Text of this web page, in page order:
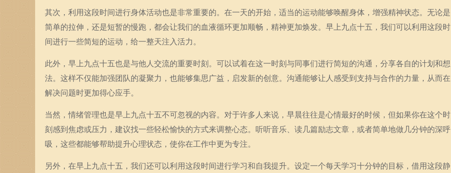
其次，利用这段时间进行身体活动也是非常重要的。在一天的开始，适当的运动能够唤醒身体，增强精神状态。无论是
简单的拉伸，还是短暂的慢跑，都会让我们的血液循环更加顺畅，精神更加焕发。早上九点十五，我们可以利用这段时
间进行一些简短的运动，给一整天注入活力。
此外，早上九点十五也是与他人交流的重要时刻。可以试着在这一时刻与同事们进行简短的沟通，分享各自的计划和想
法。这样不仅能加强团队的凝聚力，也能够集思广益，启发新的创意。沟通能够让人感受到支持与合作的力量，从而在
解决问题时更加得心应手。
当然，情绪管理也是早上九点十五不可忽视的内容。对于许多人来说，早晨往往是心情最好的时候，但如果你在这个时
刻感到焦虑或压力，建议找一些轻松愉快的方式来调整心态。听听音乐、读几篇励志文章，或者简单地做几分钟的深呼
吸，这些都能够帮助提升心理状态，使你在工作中更为专注。
另外，在早上九点十五，我们还可以利用这段时间进行学习和自我提升。设定一个每天学习十分钟的目标，借用这段静